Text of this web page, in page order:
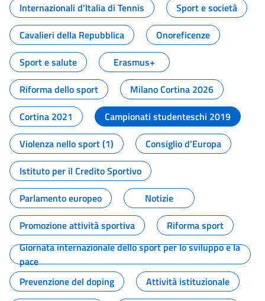
Internazionali d'Italia di Tennis
Sport e società
Cavalieri della Repubblica
Onoreficenze
Sport e salute
Erasmus+
Riforma dello sport
Milano Cortina 2026
Cortina 2021
Campionati studenteschi 2019
Violenza nello sport (1)
Consiglio d'Europa
Istituto per il Credito Sportivo
Parlamento europeo
Notizie
Promozione attività sportiva
Riforma sport
Giornata internazionale dello sport per lo sviluppo e la
pace
Prevenzione del doping
Attività istituzionale